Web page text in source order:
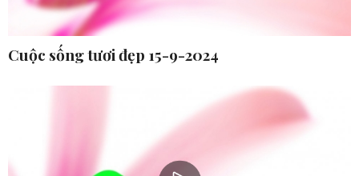
Cuộc sống tươi đẹp 15-9-2024